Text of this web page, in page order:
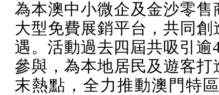
為本澳中小微企及金沙零售
大型免費展銷平台，共同創
遇。活動過去四屆共吸引逾
參與，為本地居民及遊客打
末熱點，全力推動澳門特